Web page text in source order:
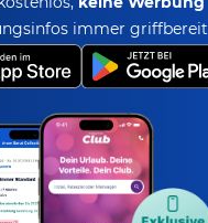
immer griffbereit